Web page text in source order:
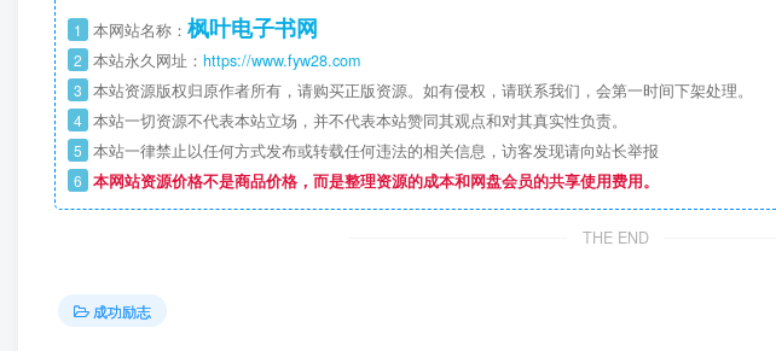
1 本网站名称： 枫叶电子书网
2 本站永久网址： https://www.fyw28.com
3 本站资源版权归原作者所有，请购买正版资源。如有侵权，请联系我们，会第一时间下架处理。
4 本站一切资源不代表本站立场，并不代表本站赞同其观点和对其真实性负责。
5 本站一律禁止以任何方式发布或转载任何违法的相关信息，访客发现请向站长举报
6 本网站资源价格不是商品价格，而是整理资源的成本和网盘会员的共享使用费用。
THE END
成功励志